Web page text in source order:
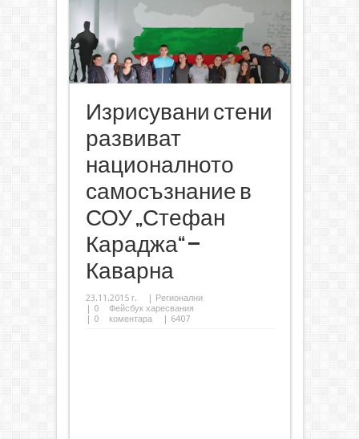
Изрисувани стени
развиват
националното
самосъзнание в
СОУ „Стефан
Караджа“ –
Каварна
23.11.2015 г.
Регионални
0
Фейсбук харесвания
0 коментара | 6407